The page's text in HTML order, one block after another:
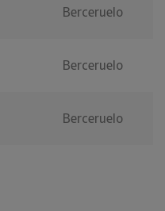
Berceruelo
Berceruelo
Berceruelo